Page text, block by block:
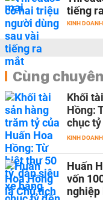
tiếng
KINH DOANH
Cùng
Khối
Hồng:
chục
KINH DOANH
Huấn
vốn
nghiệp